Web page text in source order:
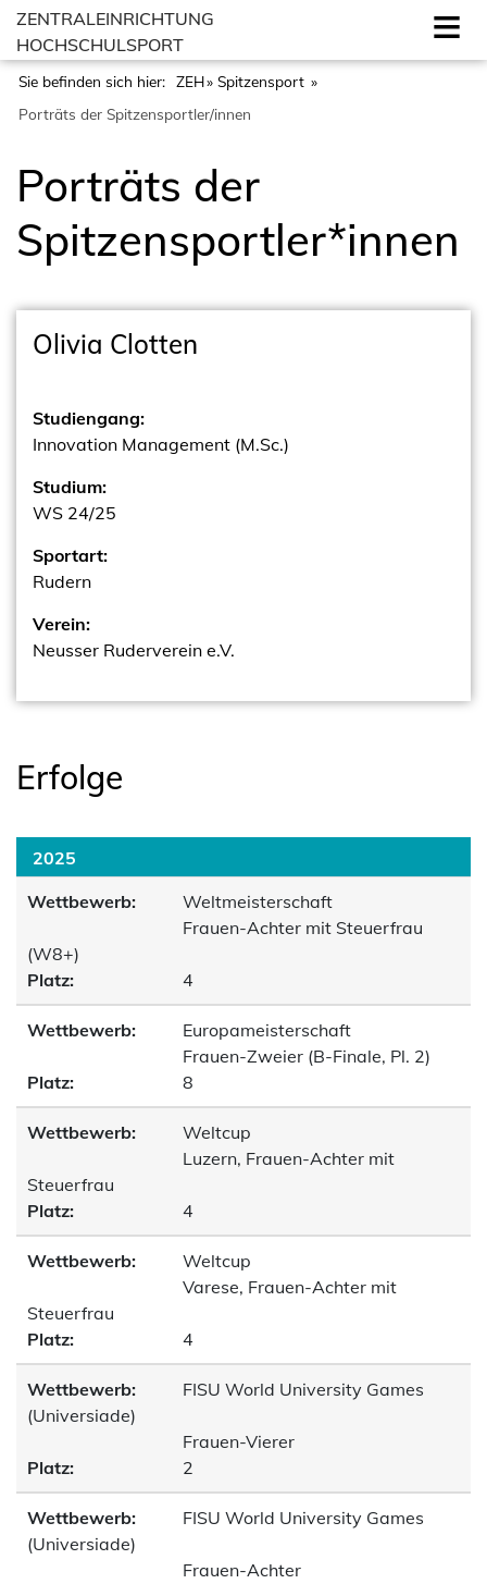
ZENTRALEINRICHTUNG
HOCHSCHULSPORT
Sie befinden sich hier: ZEH
Spitzensport
Porträts der Spitzensportler/innen
Porträts der
Spitzensportler*innen
Olivia Clotten
Studiengang:
Innovation Management (M.Sc.)
Studium:
WS 24/25
Sportart:
Rudern
Verein:
Neusser Ruderverein e.V.
Erfolge
2025
Wettbewerb:
Weltmeisterschaft
Frauen-Achter mit Steuerfrau
(W8+)
Platz:
4
Wettbewerb:
Europameisterschaft
Frauen-Zweier (B-Finale, Pl. 2)
Platz:
8
Wettbewerb:
Weltcup
Luzern, Frauen-Achter mit
Steuerfrau
Platz:
4
Wettbewerb:
Weltcup
Varese, Frauen-Achter mit
Steuerfrau
Platz:
4
Wettbewerb:
FISU World University Games
(Universiade)
Frauen-Vierer
Platz:
2
Wettbewerb:
FISU World University Games
(Universiade)
Frauen-Achter